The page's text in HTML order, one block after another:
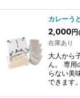
カレーう
2,000円
在庫あり
大人から
ん。 専用
らない美
できます